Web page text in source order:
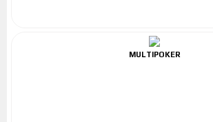
MULTIPOKER